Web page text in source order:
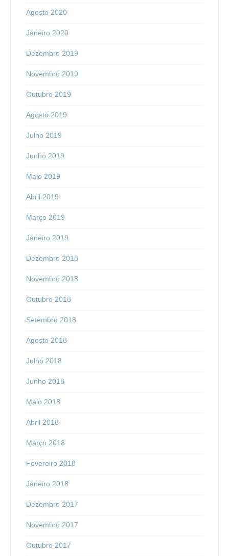
Agosto 2020
Janeiro 2020
Dezembro 2019
Novembro 2019
Outubro 2019
Agosto 2019
Julho 2019
Junho 2019
Maio 2019
Abril 2019
Março 2019
Janeiro 2019
Dezembro 2018
Novembro 2018
Outubro 2018
Setembro 2018
Agosto 2018
Julho 2018
Junho 2018
Maio 2018
Abril 2018
Março 2018
Fevereiro 2018
Janeiro 2018
Dezembro 2017
Novembro 2017
Outubro 2017